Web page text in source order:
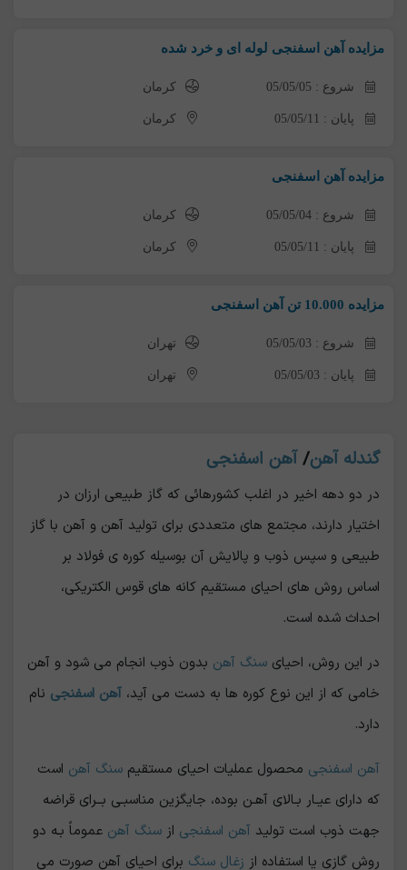
مزایده آهن اسفنجی لوله ای و خرد شده
شروع : 05/05/05 کرمان
پایان : 05/05/11 کرمان
مزایده آهن اسفنجی
شروع : 05/05/04 کرمان
پایان : 05/05/11 کرمان
مزایده 10.000 تن آهن اسفنجی
شروع : 05/05/03 تهران
پایان : 05/05/03 تهران
گندله آهن/آهن اسفنجی
در دو دهه اخیر در اغلب کشورهائی که گاز طبیعی ارزان در
اختیار دارند، مجتمع های متعددی برای تولید آهن و آهن با گاز
طبیعی و سپس ذوب و پالایش آن بوسیله کوره ي فولاد بر
اساس روش های احیاي مستقیم کانه های قوس الکتریکی،
احداث شده است.
در این روش، احیای سنگ آهن بدون ذوب انجام می شود و آهن
خامی که از این نوع کوره ها به دست می آید، آهن اسفنجی نام
دارد.
آهن اسفنجی محصول عملیات احیاي مستقیم سنگ آهن است
که داراي عیـار بـالاي آهـن بوده، جایگزین مناسبـی بــراي قراضه
جهت ذوب است تولید آهن اسفنجی از سنگ آهن عموماً بـه دو
روش گازي یا استفاده از زغال سنگ براي احیاي آهن صورت می